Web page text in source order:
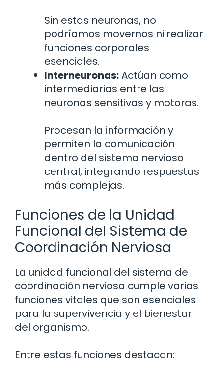
Sin estas neuronas, no
podríamos movernos ni realizar
funciones corporales
esenciales.
Interneuronas:Actúan como
intermediarias entre las
neuronas sensitivas y motoras.
Procesan la información y
permiten la comunicación
dentro del sistema nervioso
central, integrando respuestas
más complejas.
Funciones de la Unidad
Funcional del Sistema de
Coordinación Nerviosa
La unidad funcional del sistema de
coordinación nerviosa cumple varias
funciones vitales que son esenciales
para la supervivencia y el bienestar
del organismo.
Entre estas funciones destacan: